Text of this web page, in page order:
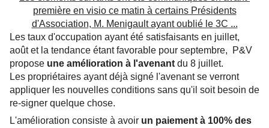
première en visio ce matin à certains Présidents
d'Association, M. Menigault ayant oublié le 3C ...
Les taux d'occupation ayant été satisfaisants en juillet,
août et la tendance étant favorable pour septembre, P&V
propose une amélioration à l'avenant du 8 juillet.
Les propriétaires ayant déjà signé l'avenant se verront
appliquer les nouvelles conditions sans qu'il soit besoin de
re-signer quelque chose.
L'amélioration consiste à avoir un paiement à 100% des